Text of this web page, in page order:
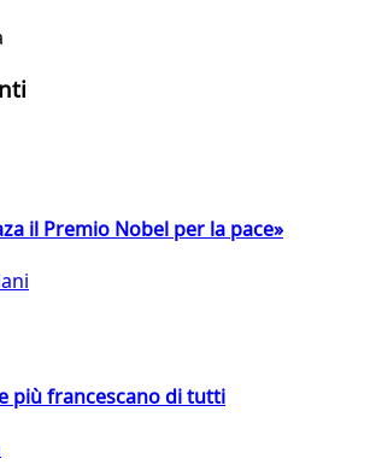
il Premio Nobel per la pace»
più francescano di tutti